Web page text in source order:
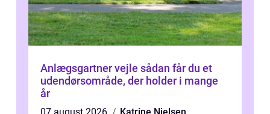
Anlægsgartner vejle sådan får du et
udendørsområde, der holder i mange
år